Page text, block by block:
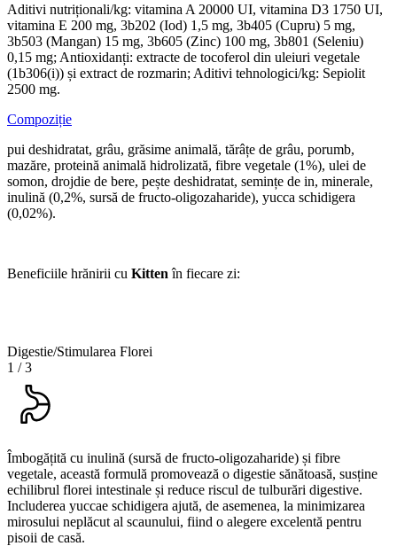
Aditivi nutriționali/kg: vitamina A 20000 UI, vitamina D3 1750 UI,
vitamina E 200 mg, 3b202 (Iod) 1,5 mg, 3b405 (Cupru) 5 mg,
3b503 (Mangan) 15 mg, 3b605 (Zinc) 100 mg, 3b801 (Seleniu)
0,15 mg; Antioxidanți: extracte de tocoferol din uleiuri vegetale
(1b306(i)) și extract de rozmarin; Aditivi tehnologici/kg: Sepiolit
2500 mg.
Compoziție
pui deshidratat, grâu, grăsime animală, tărâțe de grâu, porumb,
mazăre, proteină animală hidrolizată, fibre vegetale (1%), ulei de
somon, drojdie de bere, pește deshidratat, semințe de in, minerale,
inulină (0,2%, sursă de fructo-oligozaharide), yucca schidigera
(0,02%).
Beneficiile hrănirii cu Kitten în fiecare zi:
Digestie/Stimularea Florei
1 /3
Îmbogățită cu inulină (sursă de fructo-oligozaharide) și fibre
vegetale, această formulă promovează o digestie sănătoasă, susține
echilibrul florei intestinale și reduce riscul de tulburări digestive.
Includerea yuccae schidigera ajută, de asemenea, la minimizarea
mirosului neplăcut al scaunului, fiind o alegere excelentă pentru
pisoii de casă.